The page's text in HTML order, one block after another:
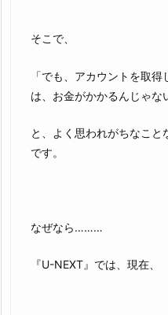
そこで、
「でも、アカウントを取
は、お金がかかるんじゃな
と、よく思われがちなこ
です。
なぜなら………
『U-NEXT』では、現在、